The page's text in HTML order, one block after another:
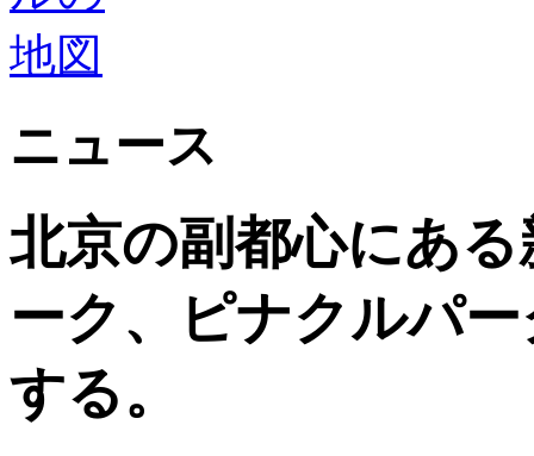
ニュース
北京の副都心にあ
ーク、ピナクルパ
する。